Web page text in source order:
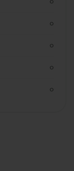
0
0
0
0